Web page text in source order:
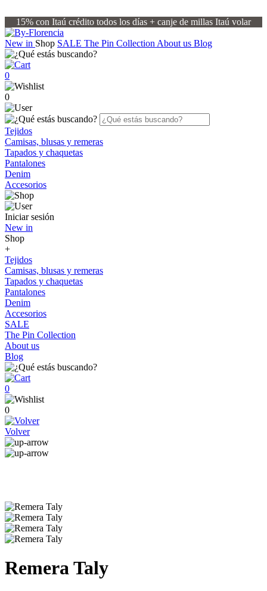
15% con Itaú crédito todos los días + canje de millas Itaú volar
New in Shop SALE The Pin Collection About us Blog
0
0
Tejidos
Camisas, blusas y remeras
Tapados y chaquetas
Pantalones
Denim
Accesorios
Iniciar sesión
New in
Shop
+
Tejidos
Camisas, blusas y remeras
Tapados y chaquetas
Pantalones
Denim
Accesorios
SALE
The Pin Collection
About us
Blog
0
0
Volver
Remera Taly